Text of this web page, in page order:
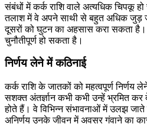
संबंधों में कर्क राशि वाले अत्यधिक चिपकू
तलाश में वे अपने साथी से बहुत अधिक जुड़
दूसरों को घुटन का अहसास करा सकता है।
चुनौतीपूर्ण हो सकता है।
निर्णय लेने में कठिनाई
कर्क राशि के जातकों को महत्वपूर्ण निर्णय
सशक्त अंतर्ज्ञान कभी कभी उन्हें भ्रमित
होते हैं। वे विभिन्न संभावनाओं में उलझ
अनिर्णय उनके जीवन में अवसर गंवाने का